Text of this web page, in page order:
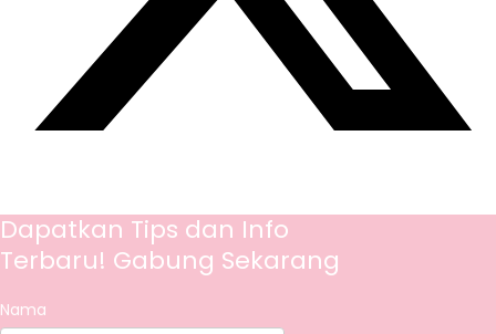
Dapatkan Tips dan Info
Terbaru! Gabung Sekarang
Nama